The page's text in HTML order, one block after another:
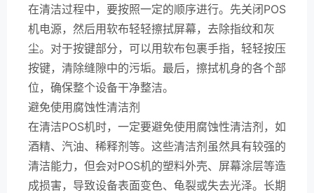
在清洁过程中，要按照一定的顺序进行。先关闭POS
机电源，然后用软布轻轻擦拭屏幕，去除指纹和灰
尘。对于按键部分，可以用软布包裹手指，轻轻按压
按键，清除缝隙中的污垢。最后，擦拭机身的各个部
位，确保整个设备干净整洁。
避免使用腐蚀性清洁剂
在清洁POS机时，一定要避免使用腐蚀性清洁剂，如
酒精、汽油、稀释剂等。这些清洁剂虽然具有较强的
清洁能力，但会对POS机的塑料外壳、屏幕涂层等造
成损害，导致设备表面变色、龟裂或失去光泽。长期